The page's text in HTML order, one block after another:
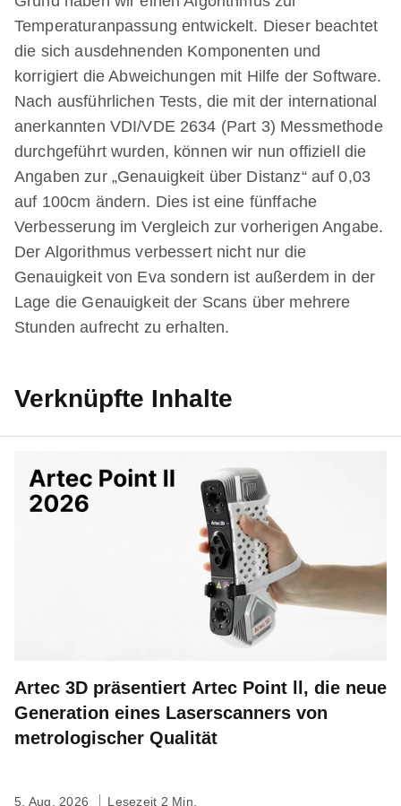
Temperaturanpassung entwickelt. Dieser beachtet
die sich ausdehnenden Komponenten und
korrigiert die Abweichungen mit Hilfe der Software.
Nach ausführlichen Tests, die mit der international
anerkannten VDI/VDE 2634 (Part 3) Messmethode
durchgeführt wurden, können wir nun offiziell die
Angaben zur „Genauigkeit über Distanz“ auf 0,03
auf 100cm ändern. Dies ist eine fünffache
Verbesserung im Vergleich zur vorherigen Angabe.
Der Algorithmus verbessert nicht nur die
Genauigkeit von Eva sondern ist außerdem in der
Lage die Genauigkeit der Scans über mehrere
Stunden aufrecht zu erhalten.
Verknüpfte Inhalte
Artec 3D präsentiert Artec Point ll, die neue
Generation eines Laserscanners von
metrologischer Qualität
5. Aug. 2026 Lesezeit 2 Min.